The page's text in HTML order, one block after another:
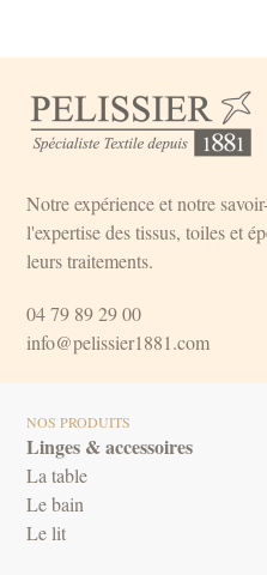
Notre expérience et notre
l'expertise des tissus, toiles et
leurs traitements.
04 79 89 29 00
info@pelissier1881.com
NOS PRODUITS
Linges & accessoires
La table
Le bain
Le lit